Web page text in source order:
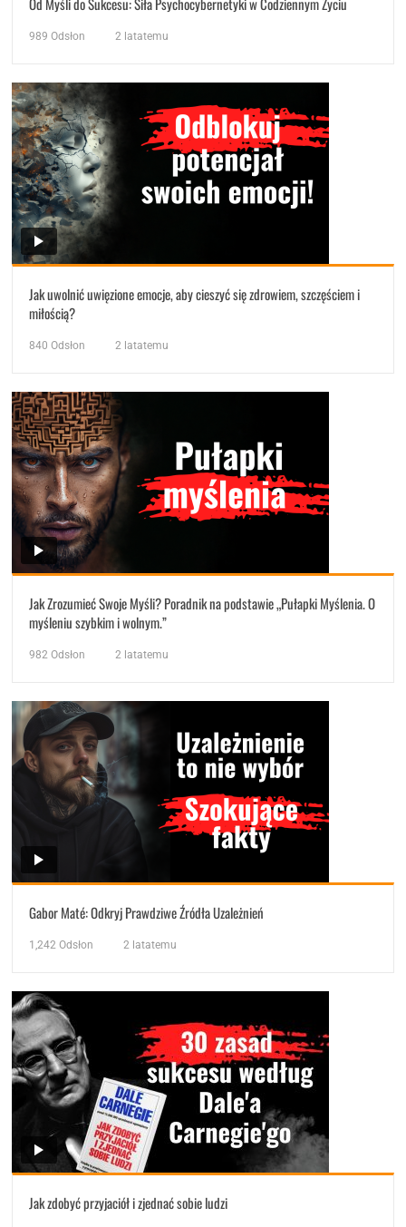
989 Odsłon 2 latatemu
Jak uwolnić uwięzione emocje, aby cieszyć się zdrowiem, szczęściem i
miłością?
840 Odsłon 2 latatemu
Jak Zrozumieć Swoje Myśli? Poradnik na podstawie „Pułapki Myślenia. O
myśleniu szybkim i wolnym.”
982 Odsłon 2 latatemu
Gabor Maté: Odkryj Prawdziwe Źródła Uzależnień
1,242 Odsłon 2 latatemu
Jak zdobyć przyjaciół i zjednać sobie ludzi